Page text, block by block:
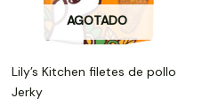
AGOTADO
Lily’s Kitchen filetes de pollo
Jerky